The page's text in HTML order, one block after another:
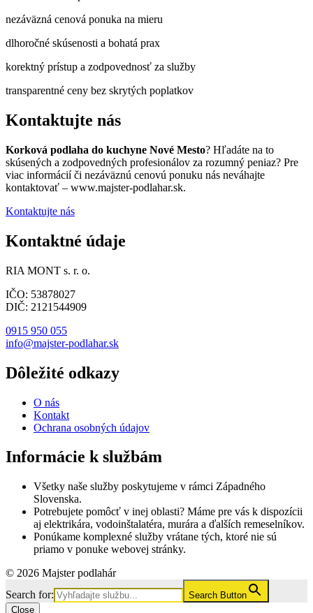
nezáväzná cenová ponuka na mieru
dlhoročné skúsenosti a bohatá prax
korektný prístup a zodpovednosť za služby
transparentné ceny bez skrytých poplatkov
Kontaktujte nás
Korková podlaha do kuchyne Nové Mesto? Hľadáte na to
skúsených a zodpovedných profesionálov za rozumný peniaz? Pre
viac informácií či nezáväznú cenovú ponuku nás neváhajte
kontaktovať – www.majster-podlahar.sk.
Kontaktujte nás
Kontaktné údaje
RIA MONT s. r. o.
IČO: 53878027
DIČ: 2121544909
0915 950 055
info@majster-podlahar.sk
Dôležité odkazy
O nás
Kontakt
Ochrana osobných údajov
Informácie k službám
Všetky naše služby poskytujeme v rámci Západného
Slovenska.
Potrebujete pomôcť v inej oblasti? Máme pre vás k dispozícii
aj elektrikára, vodoinštalatéra, murára a ďalších remeselníkov.
Ponúkame komplexné služby vrátane tých, ktoré nie sú
priamo v ponuke webovej stránky.
© 2026 Majster podlahár
Search for:
Search Button
Close